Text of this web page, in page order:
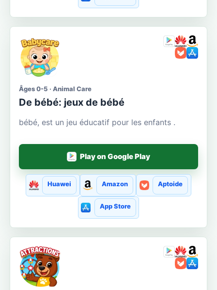
Âges 0-5 · Animal Care
De bébé: jeux de bébé
bébé, est un jeu éducatif pour les enfants .
Play on Google Play
Huawei Amazon Aptoide
App Store